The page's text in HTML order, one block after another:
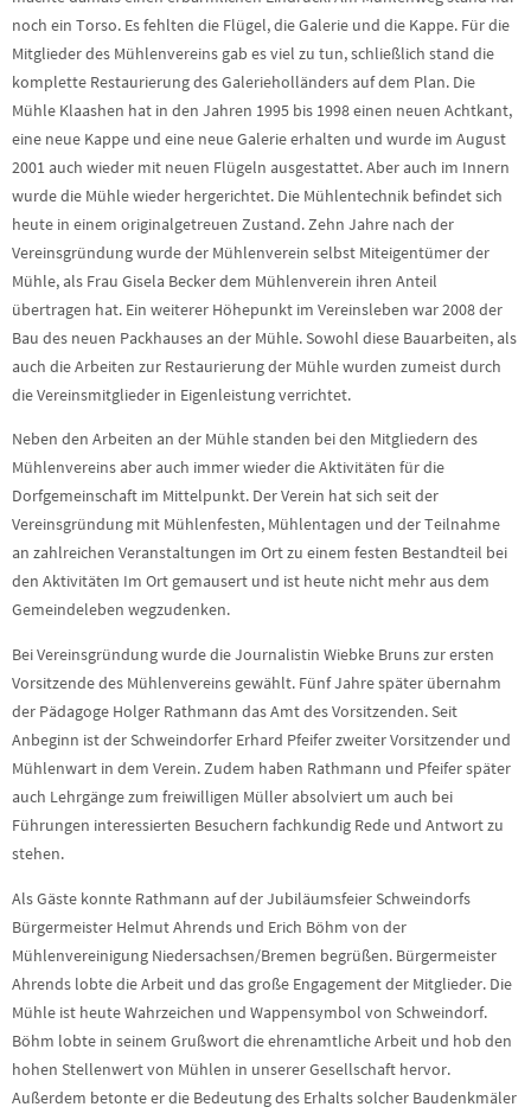
noch ein Torso. Es fehlten die Flügel, die Galerie und die Kappe. Für die
Mitglieder des Mühlenvereins gab es viel zu tun, schließlich stand die
komplette Restaurierung des Galerieholländers auf dem Plan. Die
Mühle Klaashen hat in den Jahren 1995 bis 1998 einen neuen Achtkant,
eine neue Kappe und eine neue Galerie erhalten und wurde im August
2001 auch wieder mit neuen Flügeln ausgestattet. Aber auch im Innern
wurde die Mühle wieder hergerichtet. Die Mühlentechnik befindet sich
heute in einem originalgetreuen Zustand. Zehn Jahre nach der
Vereinsgründung wurde der Mühlenverein selbst Miteigentümer der
Mühle, als Frau Gisela Becker dem Mühlenverein ihren Anteil
übertragen hat. Ein weiterer Höhepunkt im Vereinsleben war 2008 der
Bau des neuen Packhauses an der Mühle. Sowohl diese Bauarbeiten, als
auch die Arbeiten zur Restaurierung der Mühle wurden zumeist durch
die Vereinsmitglieder in Eigenleistung verrichtet.
Neben den Arbeiten an der Mühle standen bei den Mitgliedern des
Mühlenvereins aber auch immer wieder die Aktivitäten für die
Dorfgemeinschaft im Mittelpunkt. Der Verein hat sich seit der
Vereinsgründung mit Mühlenfesten, Mühlentagen und der Teilnahme
an zahlreichen Veranstaltungen im Ort zu einem festen Bestandteil bei
den Aktivitäten Im Ort gemausert und ist heute nicht mehr aus dem
Gemeindeleben wegzudenken.
Bei Vereinsgründung wurde die Journalistin Wiebke Bruns zur ersten
Vorsitzende des Mühlenvereins gewählt. Fünf Jahre später übernahm
der Pädagoge Holger Rathmann das Amt des Vorsitzenden. Seit
Anbeginn ist der Schweindorfer Erhard Pfeifer zweiter Vorsitzender und
Mühlenwart in dem Verein. Zudem haben Rathmann und Pfeifer später
auch Lehrgänge zum freiwilligen Müller absolviert um auch bei
Führungen interessierten Besuchern fachkundig Rede und Antwort zu
stehen.
Als Gäste konnte Rathmann auf der Jubiläumsfeier Schweindorfs
Bürgermeister Helmut Ahrends und Erich Böhm von der
Mühlenvereinigung Niedersachsen/Bremen begrüßen. Bürgermeister
Ahrends lobte die Arbeit und das große Engagement der Mitglieder. Die
Mühle ist heute Wahrzeichen und Wappensymbol von Schweindorf.
Böhm lobte in seinem Grußwort die ehrenamtliche Arbeit und hob den
hohen Stellenwert von Mühlen in unserer Gesellschaft hervor.
Außerdem betonte er die Bedeutung des Erhalts solcher Baudenkmäler